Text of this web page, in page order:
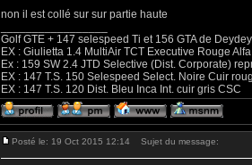
non il est collé sur sur partie haute
Golf GTE + 147 selespeed Ti et 156 GTA de
EX : Giulietta 1.4 MultiAir TCT Executive Rouge
Ex : 159 SW 2.4 JTD Selective (Dist. Corporate)
EX : 147 T.S. 150 Selespeed Select. Noire Cuir
EX : 147 T.S. 120 Dist. Bleu Inca Int. cuir gris CSC
Posté le: 19 Oct 2015 12:14 Sujet du message: